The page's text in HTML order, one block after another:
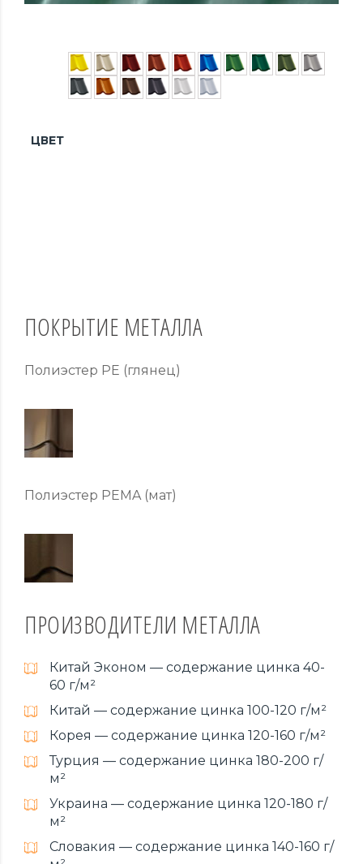
ЦВЕТ
ПОКРЫТИЕ МЕТАЛЛА
Полиэстер PE (глянец)
Полиэстер PEMA (мат)
ПРОИЗВОДИТЕЛИ МЕТАЛЛА
Китай Эконом — содержание цинка 40-
60 г/м²
Китай — содержание цинка 100-120 г/м²
Корея — содержание цинка 120-160 г/м²
Турция — содержание цинка 180-200 г/
м²
Украина — содержание цинка 120-180 г/
м²
Словакия — содержание цинка 140-160 г/